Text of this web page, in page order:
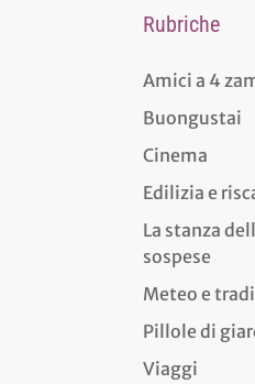
Rubriche
Amici a 4
Buongustai
Cinema
Edilizia e
La stanza
sospese
Meteo e
Pillole di
Viaggi